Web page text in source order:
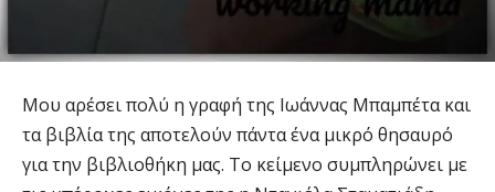
Μου αρέσει πολύ η γραφή της Ιωάννας Μπαμπέτα και
τα βιβλία της αποτελούν πάντα ένα μικρό θησαυρό
για την βιβλιοθήκη μας. Το κείμενο συμπληρώνει με